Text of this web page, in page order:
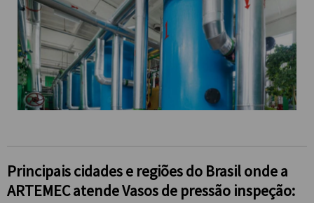
Principais cidades e regiões do Brasil onde a
ARTEMEC atende Vasos de pressão inspeção: